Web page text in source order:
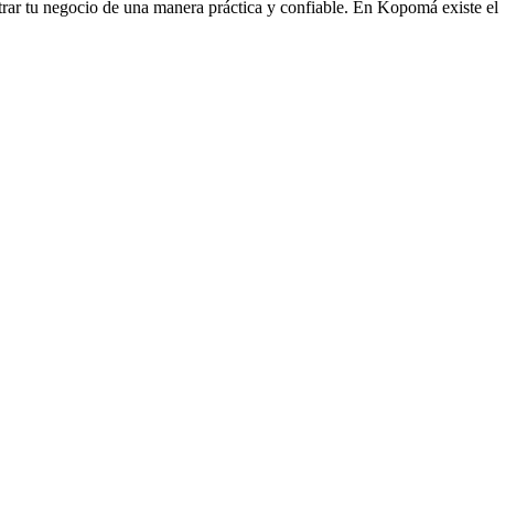
tu negocio de una manera práctica y confiable. En Kopomá existe el